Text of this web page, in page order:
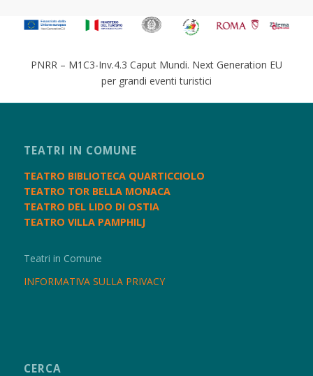
PNRR – M1C3-Inv.4.3 Caput Mundi. Next Generation EU
per grandi eventi turistici
TEATRI IN COMUNE
TEATRO BIBLIOTECA QUARTICCIOLO
TEATRO TOR BELLA MONACA
TEATRO DEL LIDO DI OSTIA
TEATRO VILLA PAMPHILJ
Teatri in Comune
INFORMATIVA SULLA PRIVACY
CERCA